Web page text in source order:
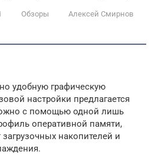
Обзоры Алексей Смирнов
удобную графическую
настройки предлагается
с помощью одной лишь
оперативной памяти,
накопителей и